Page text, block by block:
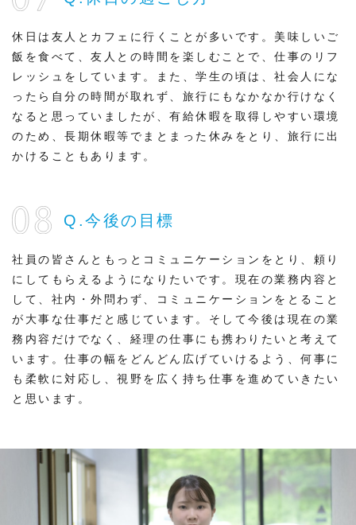
休日は友人とカフェに行くことが多いです。美味しいご
飯を食べて、友人との時間を楽しむことで、仕事のリフ
レッシュをしています。また、学生の頃は、社会人にな
ったら自分の時間が取れず、旅行にもなかなか行けなく
なると思っていましたが、有給休暇を取得しやすい環境
のため、長期休暇等でまとまった休みをとり、旅行に出
かけることもあります。
Q.今後の目標
社員の皆さんともっとコミュニケーションをとり、頼り
にしてもらえるようになりたいです。現在の業務内容と
して、社内・外問わず、コミュニケーションをとること
が大事な仕事だと感じています。そして今後は現在の業
務内容だけでなく、経理の仕事にも携わりたいと考えて
います。仕事の幅をどんどん広げていけるよう、何事に
も柔軟に対応し、視野を広く持ち仕事を進めていきたい
と思います。